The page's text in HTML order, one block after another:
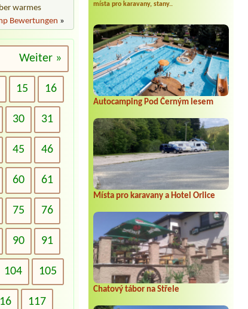
místa pro karavany, stany..
Autocamping Pod Černým lesem
Místa pro karavany a Hotel Orlice
Chatový tábor na Střele
warmes
Bewertungen »
Weiter »
15 16
30 31
45 46
60 61
75 76
90 91
104 105
117